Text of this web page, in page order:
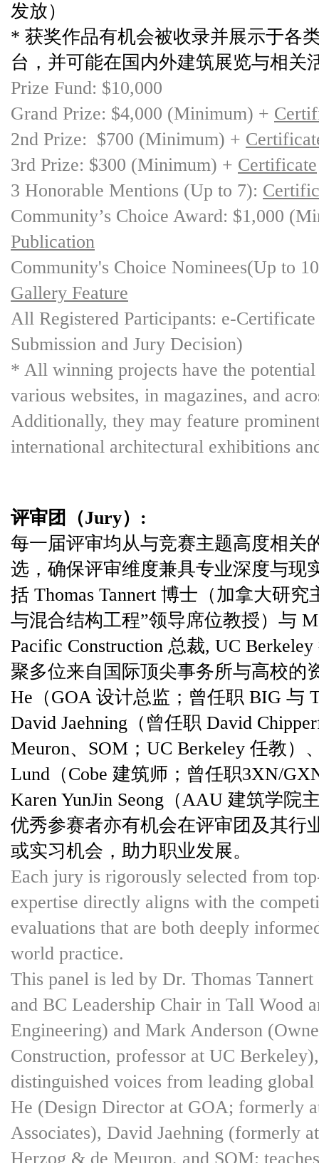
发放）
* 获奖作品有机会被收录并展示于各
台，并可能在国内外建筑展览与相关
Prize Fund: $10,000
Grand Prize: $4,000 (Minimum) +
2nd Prize: $700 (Minimum) +
3rd Prize: $300 (Minimum) + Certificate
3 Honorable Mentions (Up to 7):
Community’s Choice Award: $1,000
Publication
Community's Choice Nominees(Up to
Gallery Feature
All Registered Participants: e-
Submission and Jury Decision)
* All winning projects have the potential
various websites, in magazines, and
Additionally, they may feature
international architectural exhibitions
评审团（Jury）:
每一届评审均从与竞赛主题高度相关
选，确保评审维度兼具专业深度与现
括 Thomas Tannert 博士（加拿大研
与混合结构工程”领导席位教授）与
Pacific Construction 总裁, UC
聚多位来自国际顶尖事务所与高校的
He（GOA 设计总监；曾任职 BIG 与
David Jaehning（曾任职 David
Meuron、SOM；UC Berkeley 任教）
Lund（Cobe 建筑师；曾任职3XN/
Karen YunJin Seong（AAU 建筑学院
优秀参赛者亦有机会在评审团及其行
或实习机会，助力职业发展。
Each jury is rigorously selected from
expertise directly aligns with the
evaluations that are both deeply
world practice.
This panel is led by Dr. Thomas Tannert
and BC Leadership Chair in Tall Wood
Engineering) and Mark Anderson
Construction, professor at UC
distinguished voices from leading
He (Design Director at GOA; formerly
Associates), David Jaehning (formerly
Herzog & de Meuron, and SOM;